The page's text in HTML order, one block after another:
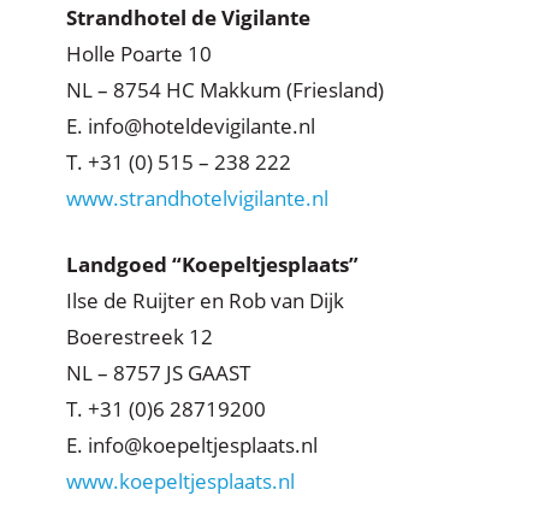
Strandhotel de Vigilante
Holle Poarte 10
NL – 8754 HC Makkum (Friesland)
E. info@hoteldevigilante.nl
T. +31 (0) 515 – 238 222
www.strandhotelvigilante.nl
Landgoed “Koepeltjesplaats”
Ilse de Ruijter en Rob van Dijk
Boerestreek 12
NL – 8757 JS GAAST
T. +31 (0)6 28719200
E. info@koepeltjesplaats.nl
www.koepeltjesplaats.nl